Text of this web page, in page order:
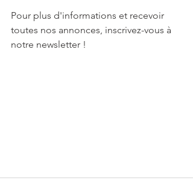
Pour plus d'informations et recevoir
toutes nos annonces, inscrivez-vous à
notre newsletter !